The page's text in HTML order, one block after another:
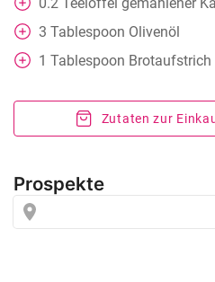
3 Tablespoon Olivenöl
1 Tablespoon Brotaufstrich
Zutaten zur